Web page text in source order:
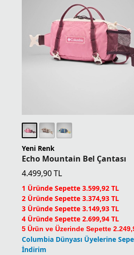
Yeni Renk
Echo Mountain Bel Çantası
4.499,90TL
1 Üründe Sepette 3.599,92 TL
2 Üründe Sepette 3.374,93 TL
3 Üründe Sepette 3.149,93 TL
4 Üründe Sepette 2.699,94 TL
5 Ürün ve Üzerinde Sepette
Columbia Dünyası Üyelerine
İndirim